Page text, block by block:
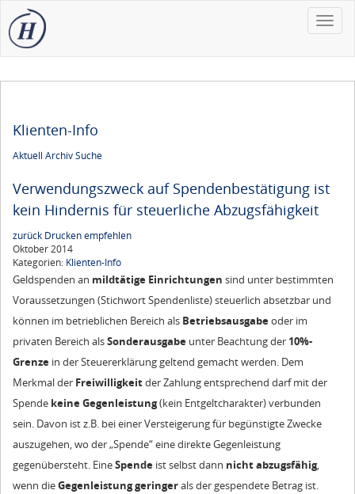
Toggle
Klienten-Info
Aktuell ArchivSuche
Verwendungszweck auf Spendenbestätigung ist
kein Hindernis für steuerliche Abzugsfähigkeit
zurück Druckenempfehlen
Oktober 2014
Kategorien: Klienten-Info
Geldspenden an mildtätige Einrichtungen sind unter bestimmten
Voraussetzungen (Stichwort Spendenliste) steuerlich absetzbar und
können im betrieblichen Bereich als Betriebsausgabeoder im
privaten Bereich alsSonderausgabe unter Beachtung der 10%-
Grenze in der Steuererklärung geltend gemacht werden. Dem
Merkmal der Freiwilligkeitder Zahlung entsprechend darf mit der
Spende keineGegenleistung(kein Entgeltcharakter) verbunden
sein. Davon ist z.B. bei einer Versteigerung für begünstigte Zwecke
auszugehen, wo der „Spende“ eine direkte Gegenleistung
gegenübersteht. EineSpende ist selbst dann nichtabzugsfähig,
wenn dieGegenleistunggeringerals der gespendete Betrag ist.